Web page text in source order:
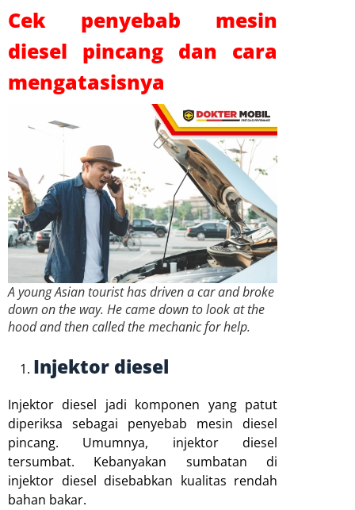
Cek penyebab mesin
diesel pincang dan cara
mengatasisnya
A young Asian tourist has driven a car and broke
down on the way. He came down to look at the
hood and then called the mechanic for help.
Injektor diesel
Injektor diesel jadi komponen yang patut
diperiksa sebagai penyebab mesin diesel
pincang. Umumnya, injektor diesel
tersumbat. Kebanyakan sumbatan di
injektor diesel disebabkan kualitas rendah
bahan bakar.